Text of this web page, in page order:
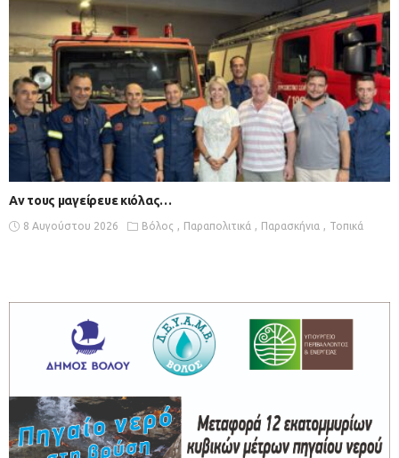
Αν τους μαγείρευε κιόλας…
8 Αυγούστου 2026 Βόλος Παραπολιτικά Παρασκήνια Τοπικά